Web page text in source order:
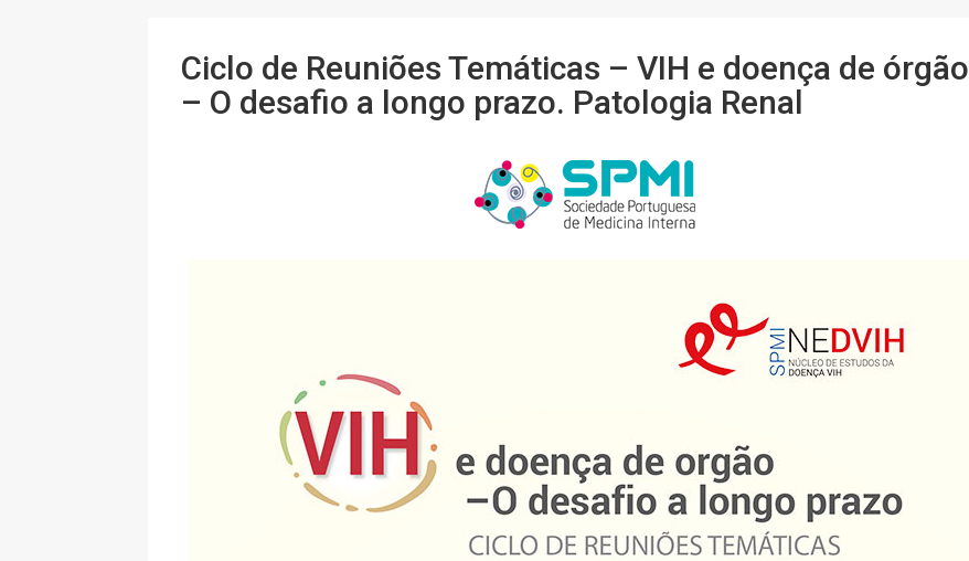
Ciclo de Reuniões Temáticas – VIH e doença de órgão
– O desafio a longo prazo. Patologia Renal